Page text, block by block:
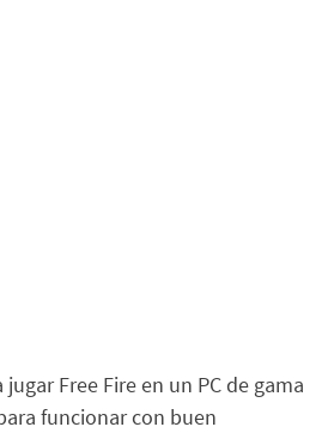
Free Fire en un PC de gama
funcionar con buen